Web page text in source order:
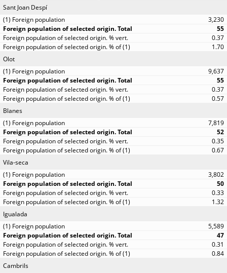
Sant Joan Despí
3,230
55
0.37
1.70
Olot
9,637
55
0.37
0.57
Blanes
7,819
52
0.35
0.67
Vila-seca
3,802
50
0.33
1.32
Igualada
5,589
47
0.31
0.84
Cambrils